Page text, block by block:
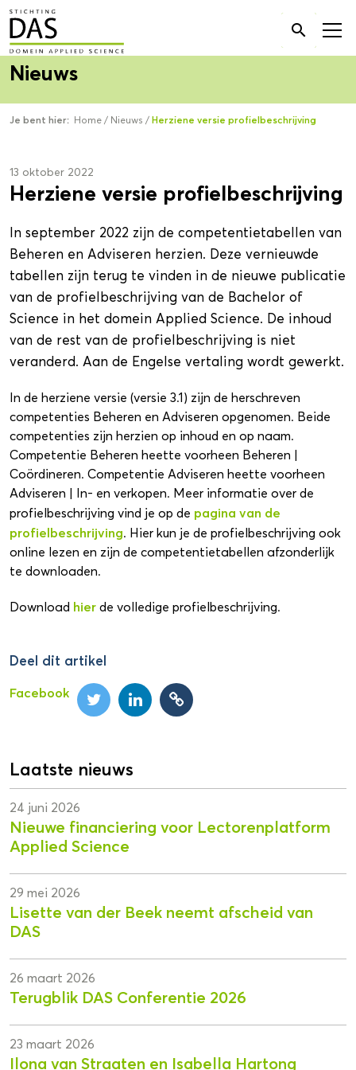
Zoek
naar:

Nieuws
Je bent hier: Home / Nieuws / Herziene versie profielbeschrijving
13 oktober 2022
Herziene versie profielbeschrijving
In september 2022 zijn de competentietabellen van
Beheren en Adviseren herzien. Deze vernieuwde
tabellen zijn terug te vinden in de nieuwe publicatie
van de profielbeschrijving van de Bachelor of
Science in het domein Applied Science. De inhoud
van de rest van de profielbeschrijving is niet
veranderd. Aan de Engelse vertaling wordt gewerkt.
In de herziene versie (versie 3.1) zijn de herschreven
competenties Beheren en Adviseren opgenomen. Beide
competenties zijn herzien op inhoud en op naam.
Competentie Beheren heette voorheen Beheren |
Coördineren. Competentie Adviseren heette voorheen
Adviseren | In- en verkopen. Meer informatie over de
profielbeschrijving vind je op de pagina van de
profielbeschrijving. Hier kun je de profielbeschrijving ook
online lezen en zijn de competentietabellen afzonderlijk
te downloaden.
Download hier de volledige profielbeschrijving.
Deel dit artikel
Facebook
Laatste nieuws
24 juni 2026
Nieuwe financiering voor Lectorenplatform
Applied Science
29 mei 2026
Lisette van der Beek neemt afscheid van
DAS
26 maart 2026
Terugblik DAS Conferentie 2026
23 maart 2026
Ilona van Straaten en Isabella Hartong